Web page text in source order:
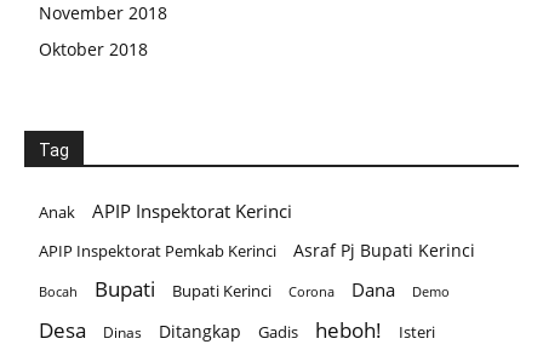
November 2018
Oktober 2018
Tag
Anak APIP Inspektorat Kerinci
APIP Inspektorat Pemkab Kerinci Asraf Pj Bupati Kerinci
Bocah Bupati Bupati Kerinci Corona Dana Demo
Desa Dinas Ditangkap Gadis heboh! Isteri